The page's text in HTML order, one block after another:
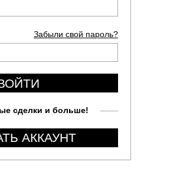
Забыли свой пароль?
сделки и больше!
АККАУНТ